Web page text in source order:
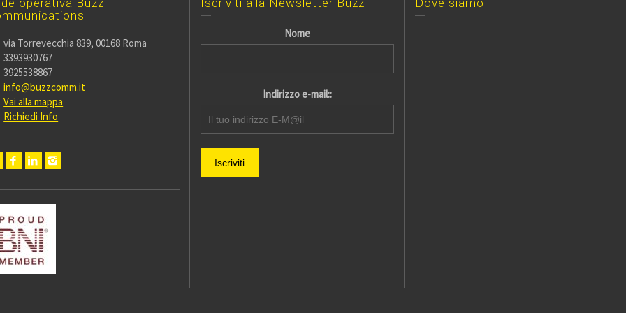
operativa Buzz
via Torrevecchia 839, 00168 Roma
3393930767
3925538867
info@buzzcomm.it
Vai alla mappa
Richiedi Info
Iscriviti alla Newsletter Buzz
Nome
Indirizzo e-mail::
Dove siamo